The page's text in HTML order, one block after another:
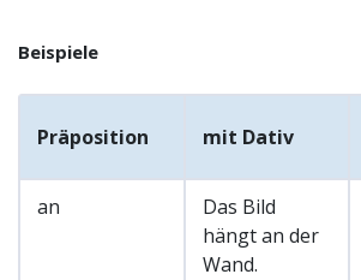
Beispiele
Präposition mit Dativ
an
Das Bild
hängt an der
Wand.